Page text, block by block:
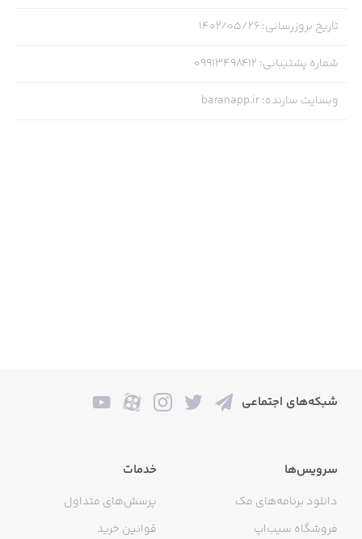
تاریخ بروزرسانی: ۱۴۰۲/۰۵/۲۶
شماره پشتیبانی:
09913498412
وبسایت سازنده:
baranapp.ir
شبکه‌های اجتماعی
سرویس‌ها
دانلود برنامه‌های مک
فروشگاه سیب‌اپ
خدمات
پرسش‌های متداول
قوانین خرید